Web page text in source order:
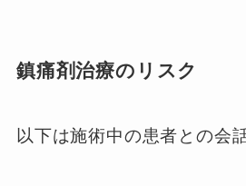
鎮痛剤治療のリスク
以下は施術中の患者との会話